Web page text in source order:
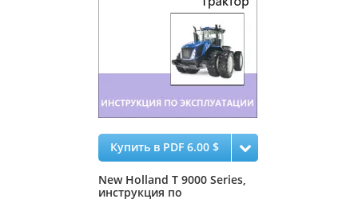
Купить в PDF 6.00 $
New Holland T 9000 Series,
инструкция по